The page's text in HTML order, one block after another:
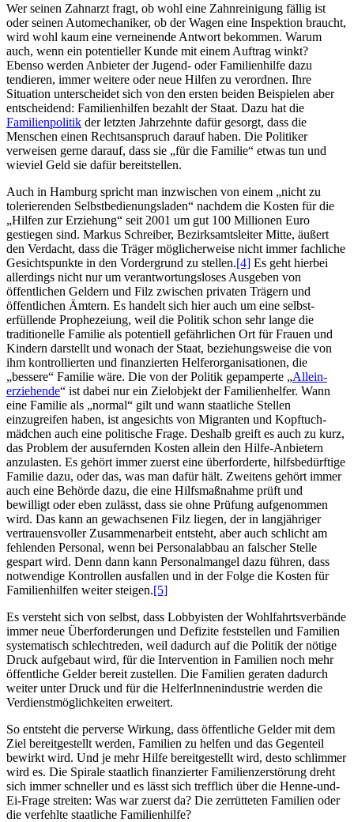
Wer seinen Zahnarzt fragt, ob wohl eine Zahnreinigung fällig ist
oder seinen Automechaniker, ob der Wagen eine Inspektion braucht,
wird wohl kaum eine verneinende Antwort bekommen. Warum
auch, wenn ein potentieller Kunde mit einem Auftrag winkt?
Ebenso werden Anbieter der Jugend- oder Familienhilfe dazu
tendieren, immer weitere oder neue Hilfen zu verordnen. Ihre
Situation unterscheidet sich von den ersten beiden Beispielen aber
entscheidend: Familien­hilfen bezahlt der Staat. Dazu hat die
Familienpolitik der letzten Jahrzehnte dafür gesorgt, dass die
Menschen einen Rechts­anspruch darauf haben. Die Politiker
verweisen gerne darauf, dass sie „für die Familie“ etwas tun und
wieviel Geld sie dafür bereitstellen.
Auch in Hamburg spricht man inzwischen von einem „nicht zu
tolerierenden Selbst­bedienungs­laden“ nachdem die Kosten für die
„Hilfen zur Erziehung“ seit 2001 um gut 100 Millionen Euro
gestiegen sind. Markus Schreiber, Bezirksamtsleiter Mitte, äußert
den Verdacht, dass die Träger möglicherweise nicht immer fachliche
Gesichtspunkte in den Vordergrund zu stellen.[4] Es geht hierbei
allerdings nicht nur um verantwortungs­loses Ausgeben von
öffentlichen Geldern und Filz zwischen privaten Trägern und
öffentlichen Ämtern. Es handelt sich hier auch um eine selbst­
erfüllende Prophezeiung, weil die Politik schon sehr lange die
traditionelle Familie als potentiell gefährlichen Ort für Frauen und
Kindern darstellt und wonach der Staat, beziehungsweise die von
ihm kontrollierten und finanzierten Helfer­organisationen, die
„bessere“ Familie wäre. Die von der Politik gepamperte „Allein­
erziehende“ ist dabei nur ein Zielobjekt der Familienhelfer. Wann
eine Familie als „normal“ gilt und wann staatliche Stellen
einzugreifen haben, ist angesichts von Migranten und Kopftuch­
mädchen auch eine politische Frage. Deshalb greift es auch zu kurz,
das Problem der ausufernden Kosten allein den Hilfe-Anbietern
anzulasten. Es gehört immer zuerst eine überforderte, hilfs­bedürftige
Familie dazu, oder das, was man dafür hält. Zweitens gehört immer
auch eine Behörde dazu, die eine Hilfs­maß­nahme prüft und
bewilligt oder eben zulässt, dass sie ohne Prüfung aufgenommen
wird. Das kann an gewachsenen Filz liegen, der in lang­jähriger
vertrauens­voller Zusammen­arbeit entsteht, aber auch schlicht am
fehlenden Personal, wenn bei Personalabbau an falscher Stelle
gespart wird. Denn dann kann Personal­mangel dazu führen, dass
notwendige Kontrollen ausfallen und in der Folge die Kosten für
Familien­hilfen weiter steigen.[5]
Es versteht sich von selbst, dass Lobbyisten der Wohlfahrts­verbände
immer neue Über­forderungen und Defizite feststellen und Familien
systematisch schlechtreden, weil dadurch auf die Politik der nötige
Druck aufgebaut wird, für die Intervention in Familien noch mehr
öffentliche Gelder bereit zustellen. Die Familien geraten dadurch
weiter unter Druck und für die HelferInnen­industrie werden die
Verdienst­möglich­keiten erweitert.
So entsteht die perverse Wirkung, dass öffentliche Gelder mit dem
Ziel bereitgestellt werden, Familien zu helfen und das Gegenteil
bewirkt wird. Und je mehr Hilfe bereitgestellt wird, desto schlimmer
wird es. Die Spirale staatlich finanzierter Familien­zerstörung dreht
sich immer schneller und es lässt sich trefflich über die Henne-und-
Ei-Frage streiten: Was war zuerst da? Die zerrütteten Familien oder
die verfehlte staatliche Familienhilfe?